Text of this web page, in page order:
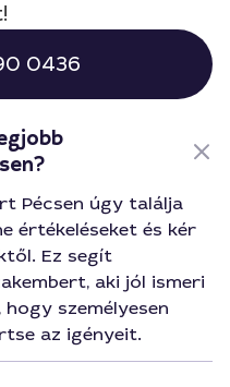
0436
Pécsen úgy találja
értékeléseket és kér
Ez segít
aki jól ismeri
személyesen
az igényeit.